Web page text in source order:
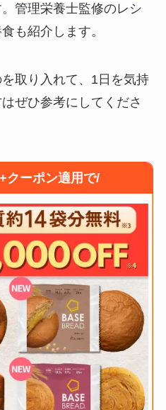
管理栄養士監修のレシ
も紹介します。
取り入れて、1日を気持
ぜひ参考にしてくださ
クーポン適用で/